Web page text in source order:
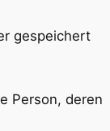
gespeichert
Person, deren